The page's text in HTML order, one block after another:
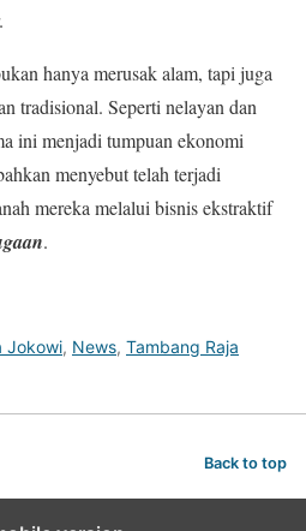
hanya merusak alam, tapi juga
tradisional. Seperti nelayan dan
ini menjadi tumpuan ekonomi
menyebut telah terjadi
mereka melalui bisnis ekstraktif
.
Jokowi, News, Tambang Raja
Back to top